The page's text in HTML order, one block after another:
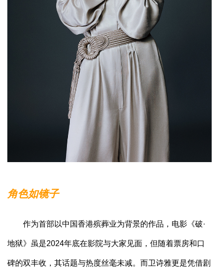
角色如镜子
作为首部以中国香港殡葬业为背景的作品，电影《破·
地狱》虽是2024年底在影院与大家见面，但随着票房和口
碑的双丰收，其话题与热度丝毫未减。而卫诗雅更是凭借剧